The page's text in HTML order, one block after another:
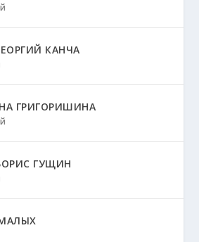
КАНЧА
ГРИГОРИШИНА
ГУЩИН